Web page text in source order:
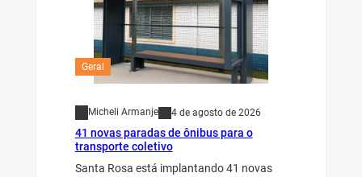
Geral
Micheli Armanje 4 de agosto de 2026
41 novas paradas de ônibus para o
transporte coletivo
Santa Rosa está implantando 41 novas